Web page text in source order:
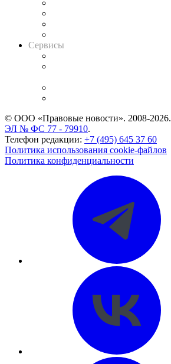
Сервисы
© ООО «Правовые новости». 2008-2026.
ЭЛ № ФС 77 - 79910.
Телефон редакции: +7 (495) 645 37 60
Политика использования cookie-файлов
Политика конфиденциальности